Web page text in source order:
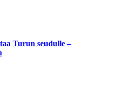
Turun seudulle –